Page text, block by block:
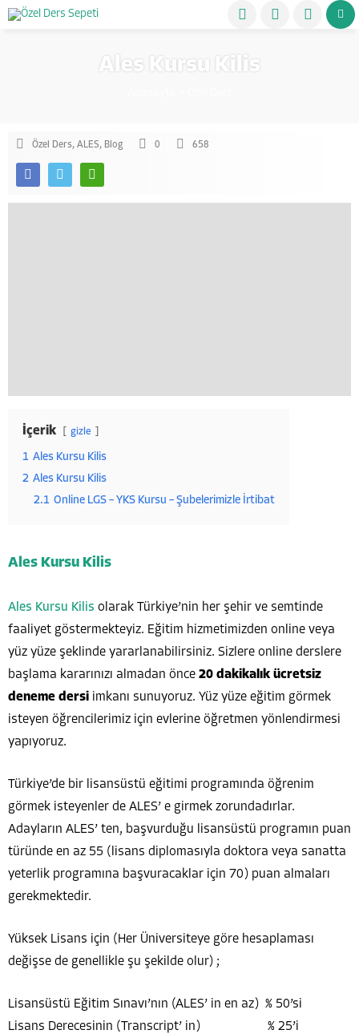
Ales Kursu Kilis
Özel Ders, ALES, Blog 0 658
İçerik gizle
1 Ales Kursu Kilis
2 Ales Kursu Kilis
2.1 Online LGS – YKS Kursu – Şubelerimizle İrtibat
Ales Kursu Kilis
Ales Kursu Kilis olarak Türkiye’nin her şehir ve semtinde
faaliyet göstermekteyiz. Eğitim hizmetimizden online veya
yüz yüze şeklinde yararlanabilirsiniz. Sizlere online derslere
başlama kararınızı almadan önce 20 dakikalık ücretsiz
deneme dersi imkanı sunuyoruz. Yüz yüze eğitim görmek
isteyen öğrencilerimiz için evlerine öğretmen yönlendirmesi
yapıyoruz.
Türkiye’de bir lisansüstü eğitimi programında öğrenim
görmek isteyenler de ALES’ e girmek zorundadırlar.
Adayların ALES’ ten, başvurduğu lisansüstü programın puan
türünde en az 55 (lisans diplomasıyla doktora veya sanatta
yeterlik programına başvuracaklar için 70) puan almaları
gerekmektedir.
Yüksek Lisans için (Her Üniversiteye göre hesaplaması
değişse de genellikle şu şekilde olur) ;
Lisansüstü Eğitim Sınavı’nın (ALES’ in en az) % 50’si
Lisans Derecesinin (Transcript’ in) % 25’i